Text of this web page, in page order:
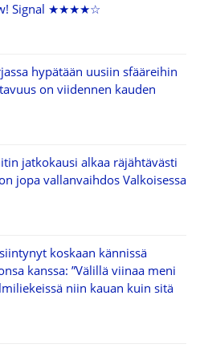
Signal ★★★★☆
hypätään uusiin sfääreihin
on viidennen kauden
jatkokausi alkaa räjähtävästi
jopa vallanvaihdos Valkoisessa
koskaan kännissä
kanssa: ”Välillä viinaa meni
niin kauan kuin sitä